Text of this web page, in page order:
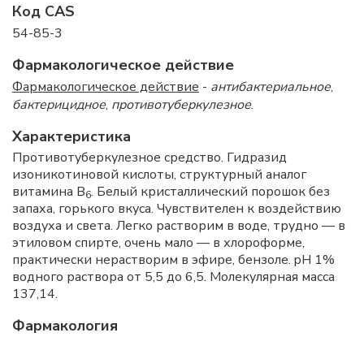
Код CAS
54-85-3
Фармакологическое действие
Фармакологическое действие - антибактериальное,
бактерицидное, противотуберкулезное.
Характеристика
Противотуберкулезное средство. Гидразид
изоникотиновой кислоты, структурный аналог
витамина В6. Белый кристаллический порошок без
запаха, горького вкуса. Чувствителен к воздействию
воздуха и света. Легко растворим в воде, трудно — в
этиловом спирте, очень мало — в хлороформе,
практически нерастворим в эфире, бензоле. pH 1%
водного раствора от 5,5 до 6,5. Молекулярная масса
137,14.
Фармакология